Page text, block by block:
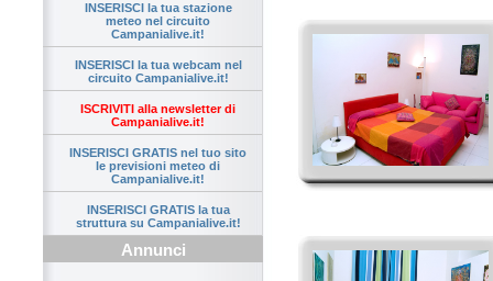
INSERISCI la tua stazione
meteo nel circuito
Campanialive.it!
INSERISCI la tua webcam nel
circuito Campanialive.it!
ISCRIVITI alla newsletter di
Campanialive.it!
INSERISCI GRATIS nel tuo sito
le previsioni meteo di
Campanialive.it!
INSERISCI GRATIS la tua
struttura su Campanialive.it!
Annunci